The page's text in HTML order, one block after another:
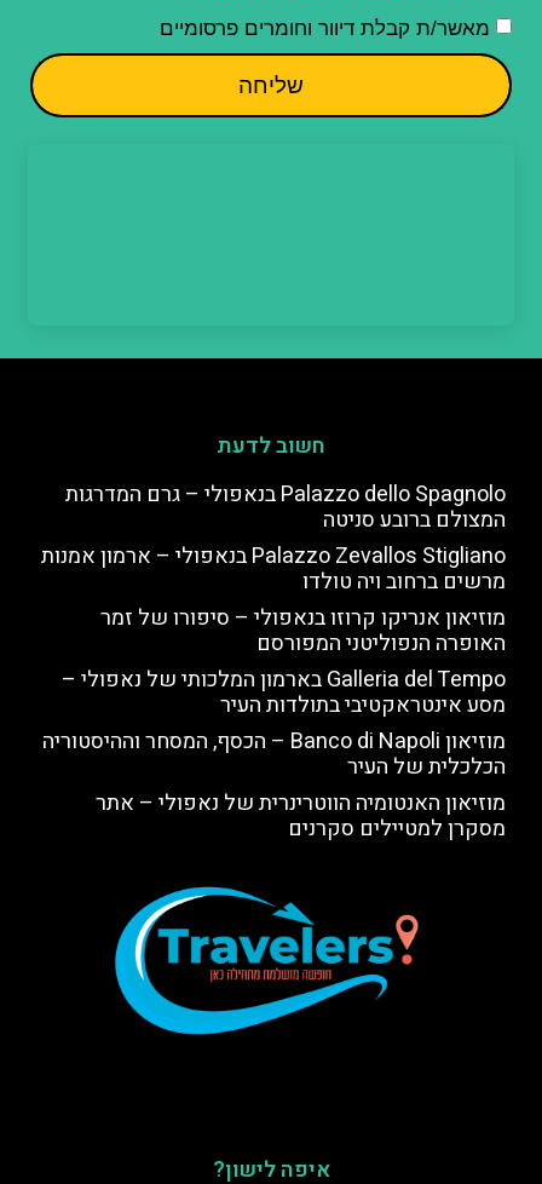
מאשר/ת קבלת דיוור וחומרים פרסומיים
שליחה
חשוב לדעת
Palazzo dello Spagnolo בנאפולי – גרם המדרגות
המצולם ברובע סניטה
Palazzo Zevallos Stigliano בנאפולי – ארמון אמנות
מרשים ברחוב ויה טולדו
מוזיאון אנריקו קרוזו בנאפולי – סיפורו של זמר
האופרה הנפוליטני המפורסם
Galleria del Tempo בארמון המלכותי של נאפולי –
מסע אינטראקטיבי בתולדות העיר
מוזיאון Banco di Napoli – הכסף, המסחר וההיסטוריה
הכלכלית של העיר
מוזיאון האנטומיה הווטרינרית של נאפולי – אתר
מסקרן למטיילים סקרנים
איפה לישון?